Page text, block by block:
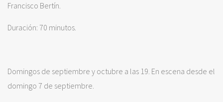
Francisco Bertín.
Duración: 70 minutos.
Domingos de septiembre y octubre a las 19. En escena desde el
domingo 7 de septiembre.